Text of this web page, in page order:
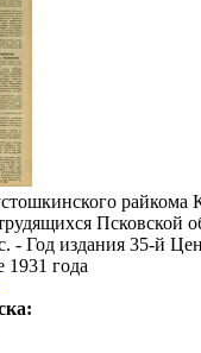
Псковской
- Год издания 35-й
1931 года